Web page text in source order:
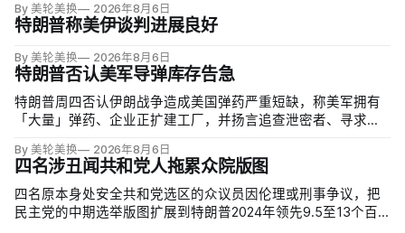
By 美轮美换 2026年8月6日
特朗普称美伊谈判进展良好
By 美轮美换 2026年8月6日
特朗普否认美军导弹库存告急
特朗普周四否认伊朗战争造成美国弹药严重短缺，称美军拥有
「大量」弹药、企业正扩建工厂，并扬言追查泄密者、寻求长
动」中几乎耗尽全球陆军战术导弹系统（ATACMS）与精确打
击导弹库存，爱国者和末段高空区域防御系统（THAAD）拦
截…
By 美轮美换 2026年8月6日
四名涉丑闻共和党人拖累众院版图
四名原本身处安全共和党选区的众议员因伦理或刑事争议，把
民主党的中期选举版图扩展到特朗普2024年领先9.5至13个百